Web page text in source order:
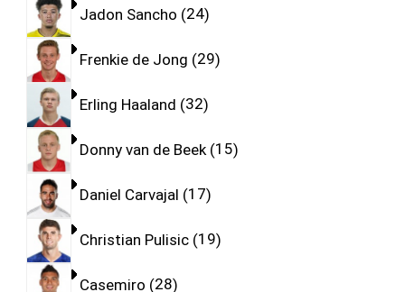
Jadon Sancho 24
Frenkie de Jong 29
Erling Haaland 32
Donny van de Beek 15
Daniel Carvajal 17
Christian Pulisic 19
Casemiro 28